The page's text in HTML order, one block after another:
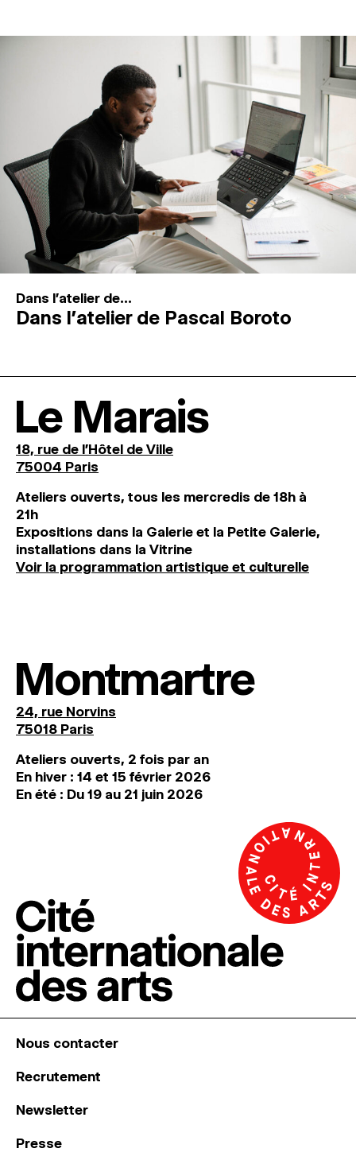
Dans l'atelier de...
Dans l’atelier de Pascal Boroto
Le Marais
18, rue de l'Hôtel de Ville
75004 Paris
Ateliers ouverts, tous les mercredis de 18h à
21h
Expositions dans la Galerie et la Petite Galerie,
installations dans la Vitrine
Voir la programmation artistique et culturelle
Montmartre
24, rue Norvins
75018 Paris
Ateliers ouverts, 2 fois par an
En hiver : 14 et 15 février 2026
En été : Du 19 au 21 juin 2026
Nous contacter
Recrutement
Newsletter
Presse